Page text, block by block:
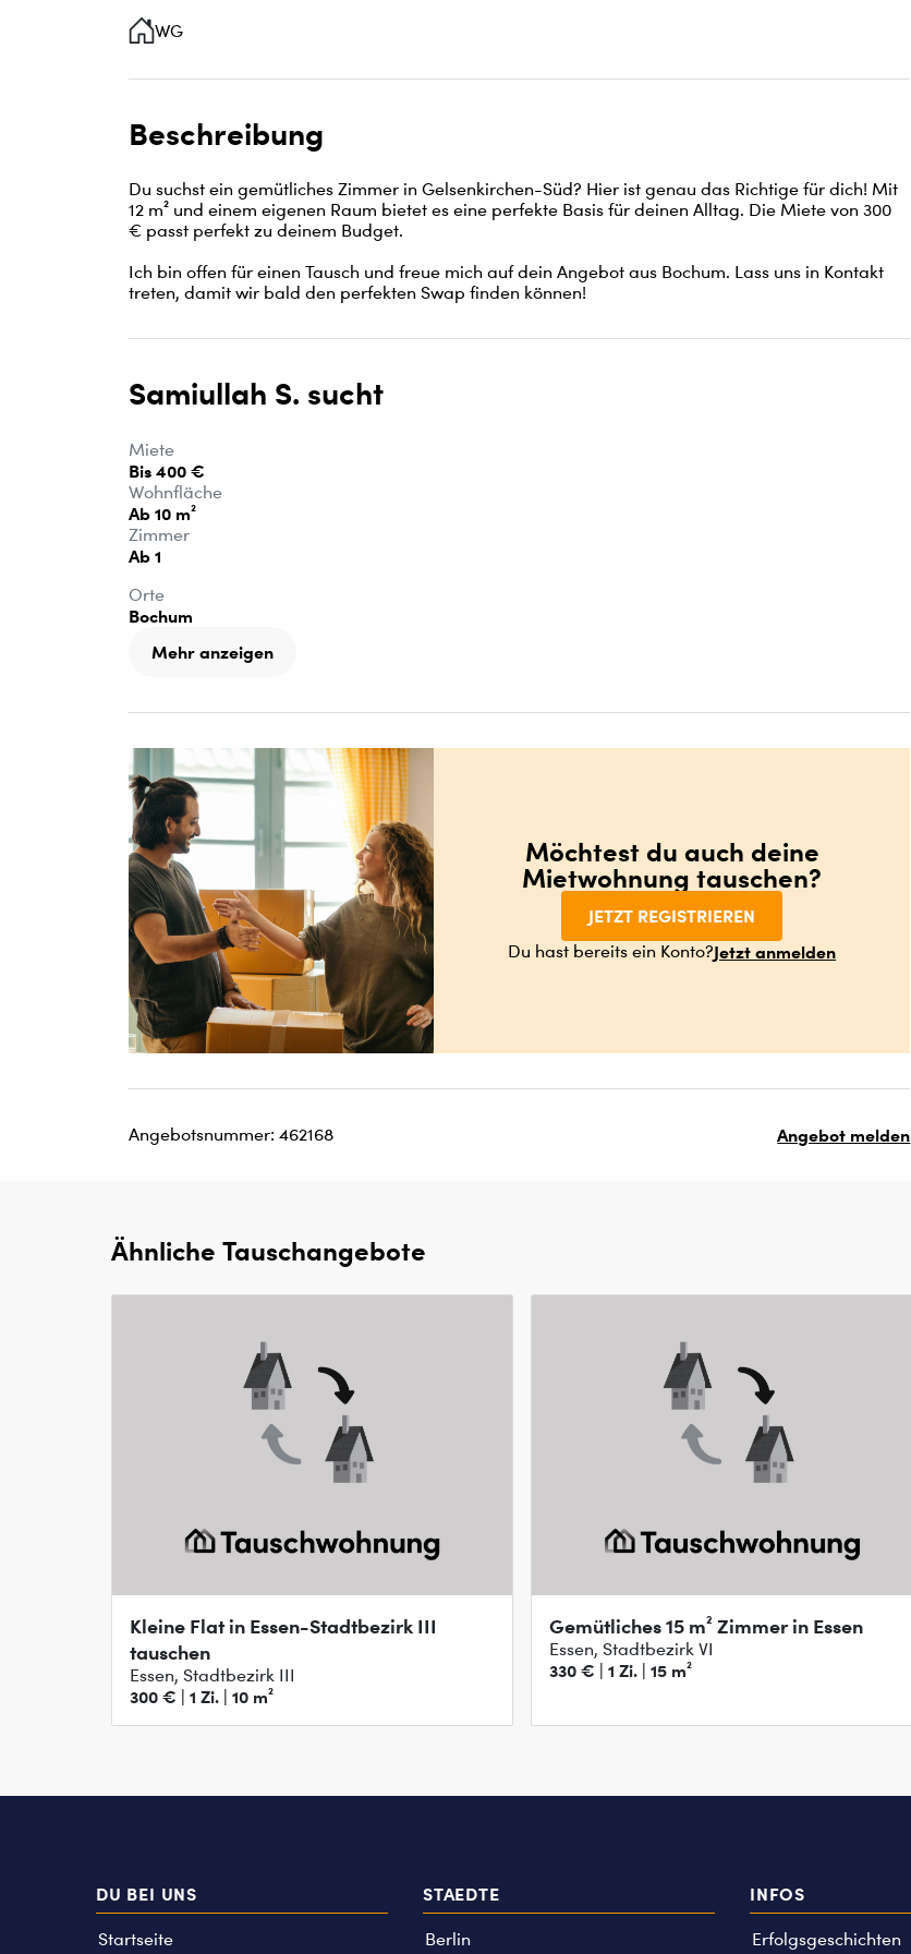
WG
Beschreibung
Du suchst ein gemütliches Zimmer in Gelsenkirchen-Süd? Hier ist genau das Richtige für dich! Mit
12 m² und einem eigenen Raum bietet es eine perfekte Basis für deinen Alltag. Die Miete von 300
€ passt perfekt zu deinem Budget.
Ich bin offen für einen Tausch und freue mich auf dein Angebot aus Bochum. Lass uns in Kontakt
treten, damit wir bald den perfekten Swap finden können!
Samiullah S. sucht
Miete
Bis 400 €
Wohnfläche
Ab 10 m²
Zimmer
Ab 1
Orte
Bochum
Mehr anzeigen
Möchtest du auch deine
Mietwohnung tauschen?
JETZT REGISTRIEREN
Du hast bereits ein Konto?Jetzt anmelden
Angebotsnummer: 462168 Angebot melden
Ähnliche Tauschangebote
Kleine Flat in Essen-Stadtbezirk III
tauschen
Essen, Stadtbezirk III
300 € | 1 Zi. | 10 m²
Gemütliches 15 m² Zimmer in Essen
Essen, Stadtbezirk VI
330 € | 1 Zi. | 15 m²
DU BEI UNS
Startseite
STAEDTE
Berlin
INFOS
Erfolgsgeschichten